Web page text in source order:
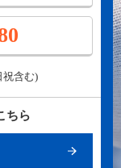
祝含む)
ちら